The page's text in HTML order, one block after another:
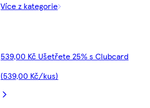
Více z kategorie
539,00 Kč Ušetřete 25% s Clubcard
(539,00 Kč/kus)